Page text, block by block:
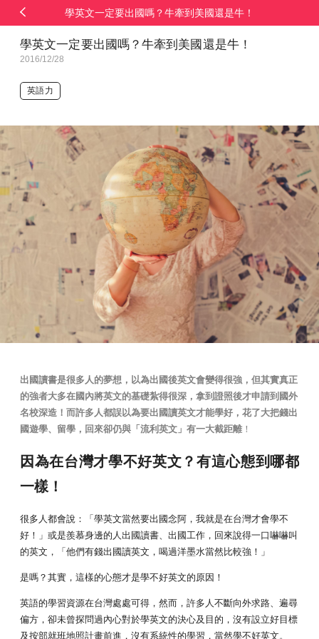
學英文一定要出國嗎？牛牽到美國還是牛！
學英文一定要出國嗎？牛牽到美國還是牛！
2016/12/28
英語力
出國讀書是很多人的夢想，以為出國後英文會變得很強，但其實真正
的強者大多在國內將英文的基礎紮得很深，拿到證照後才申請到國外
名校深造！而許多人都誤以為要出國讀英文才能學好，花了大把錢出
國遊學、留學，回來卻仍與「流利英文」有一大截距離 ！
因為在台灣才學不好英文？有這心態到哪都
一樣！
很多人都會說：「學英文當然要出國念阿，我就是在台灣才會學不
好！」或是羨慕身邊的人出國讀書、出國工作，回來說得一口嚇嚇叫
的英文，「他們有錢出國讀英文，喝過洋墨水當然比較強！」
是嗎？其實，這樣的心態才是學不好英文的原因！
英語的學習資源在台灣處處可得，然而，許多人不斷向外求路、遍尋
偏方，卻未曾探問過內心對於學英文的決心及目的，沒有設立好目標
及按部就班地照計畫前進，沒有系統性的學習，當然學不好英文。